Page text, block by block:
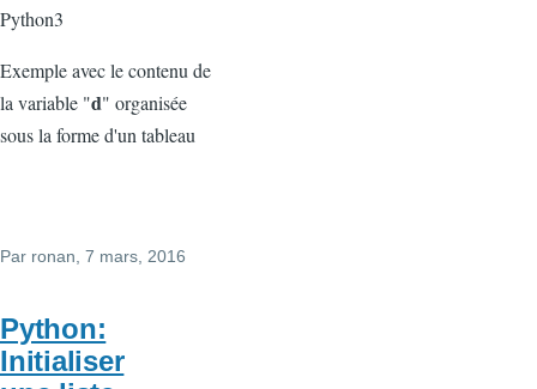
Python3
Exemple avec le contenu de
la variable "d" organisée
sous la forme d'un tableau
Par ronan , 7 mars, 2016
Python:
Initialiser